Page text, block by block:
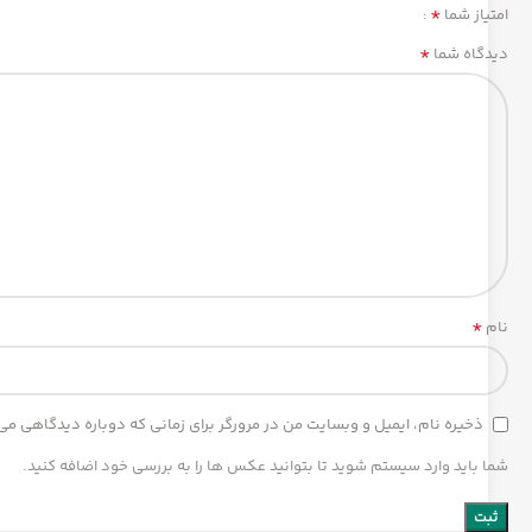
امتیاز شما *
دیدگاه شما *
نام *
ذخیره نام، ایمیل و وبسایت من در مرورگر برای زمانی که دوباره دیدگاهی
شما باید وارد سیستم شوید تا بتوانید عکس ها را به بررسی خود اضافه کنید.